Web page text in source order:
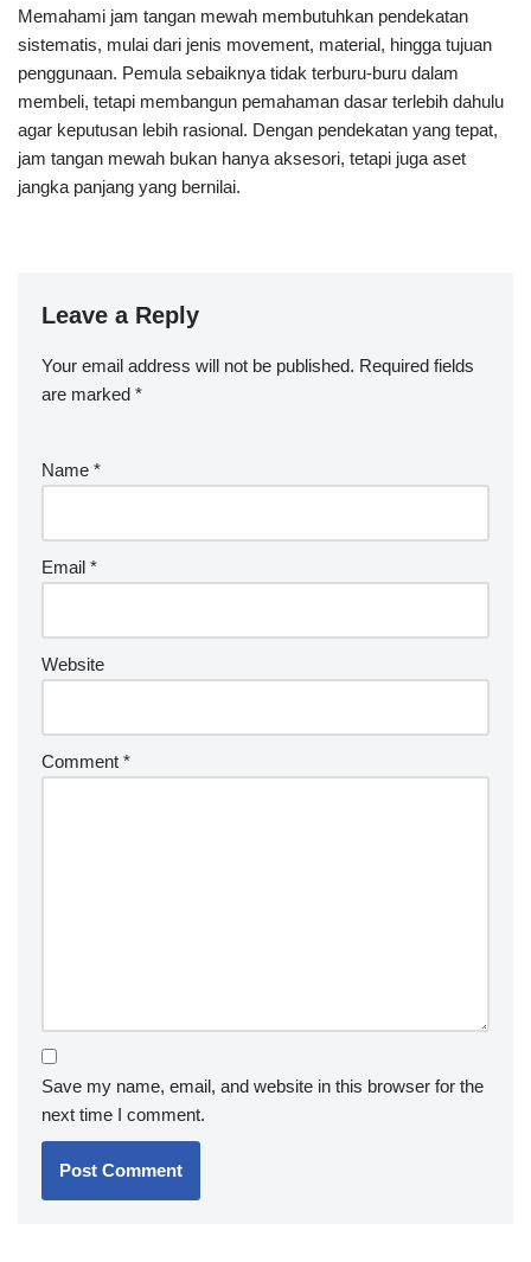
Memahami jam tangan mewah membutuhkan pendekatan
sistematis, mulai dari jenis movement, material, hingga tujuan
penggunaan. Pemula sebaiknya tidak terburu-buru dalam
membeli, tetapi membangun pemahaman dasar terlebih dahulu
agar keputusan lebih rasional. Dengan pendekatan yang tepat,
jam tangan mewah bukan hanya aksesori, tetapi juga aset
jangka panjang yang bernilai.
Leave a Reply
Your email address will not be published. Required fields
are marked *
Name *
Email *
Website
Comment *
Save my name, email, and website in this browser for the
next time I comment.